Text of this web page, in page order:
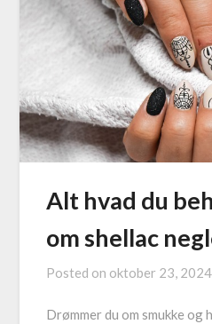
Alt hvad du
om shellac
Posted on oktober 23, 2024
Drømmer du om smukke og